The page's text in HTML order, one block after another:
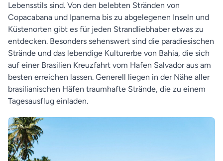
Lebensstils sind. Von den belebten Stränden von
Copacabana und Ipanema bis zu abgelegenen Inseln und
Küstenorten gibt es für jeden Strandliebhaber etwas zu
entdecken. Besonders sehenswert sind die paradiesischen
Strände und das lebendige Kulturerbe von Bahia, die sich
auf einer Brasilien Kreuzfahrt vom Hafen Salvador aus am
besten erreichen lassen. Generell liegen in der Nähe aller
brasilianischen Häfen traumhafte Strände, die zu einem
Tagesausflug einladen.